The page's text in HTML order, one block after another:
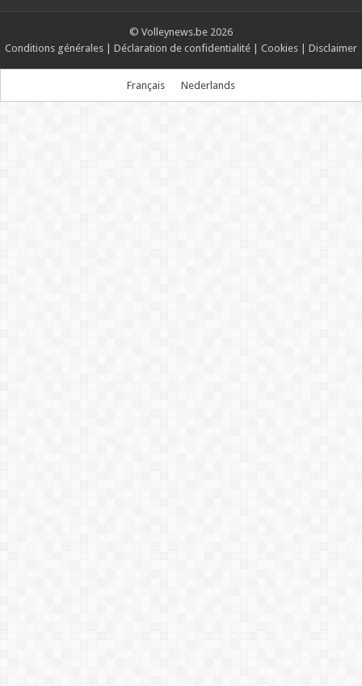
© Volleynews.be 2026
Conditions générales
Déclaration de confidentialité Cookies Disclaimer
Français Nederlands